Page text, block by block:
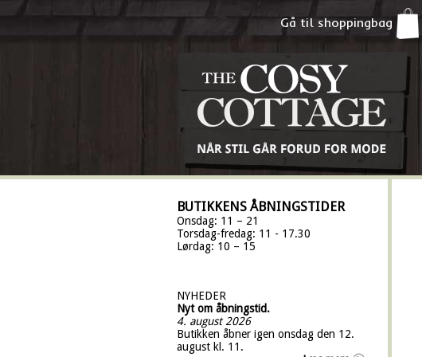
Gå til shoppingbag
BUTIKKENS ÅBNINGSTIDER
Onsdag: 11 – 21
Torsdag-fredag: 11 - 17.30
Lørdag: 10 – 15
NYHEDER
Nyt om åbningstid.
4. august 2026
Butikken åbner igen onsdag den 12.
august kl. 11.